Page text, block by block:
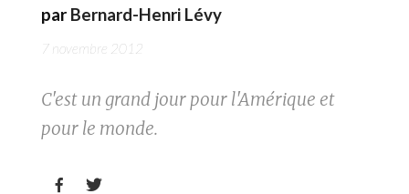
par Bernard-Henri Lévy
7 novembre 2012
C'est un grand jour pour l'Amérique et
pour le monde.
 